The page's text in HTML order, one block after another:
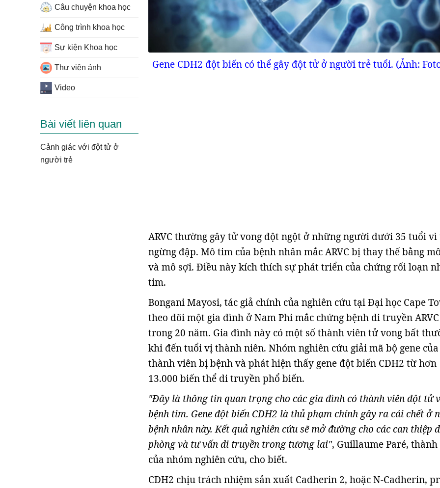
Gene CDH2 đột biến có thể gây đột tử ở người trẻ tuổi. (Ảnh:
ARVC thường gây tử vong đột ngột ở những người dưới 35 tuổi
ngừng đập. Mô tim của bệnh nhân mắc ARVC bị thay thế bằng
và mô sợi. Điều này kích thích sự phát triển của chứng rối loạn
tim.
Bongani Mayosi, tác giả chính của nghiên cứu tại Đại học Cape
theo dõi một gia đình ở Nam Phi mắc chứng bệnh di truyền ARVC
trong 20 năm. Gia đình này có một số thành viên tử vong bất
khi đến tuổi vị thành niên. Nhóm nghiên cứu giải mã bộ gene
thành viên bị bệnh và phát hiện thấy gene đột biến CDH2 từ hơn
13.000 biến thể di truyền phổ biến.
"Đây là thông tin quan trọng cho các gia đình có thành viên đột tử
bệnh tim. Gene đột biến CDH2 là thủ phạm chính gây ra cái chết ở
bệnh nhân này. Kết quả nghiên cứu sẽ mở đường cho các can thiệp
phòng và tư vấn di truyền trong tương lai", Guillaume Paré,
của nhóm nghiên cứu, cho biết.
CDH2 chịu trách nhiệm sản xuất Cadherin 2, hoặc N-Cadherin,
Câu chuyện khoa học
Công trình khoa học
Sự kiện Khoa học
Thư viện ảnh
Video
Bài viết liên quan
Cảnh giác với đột tử ở
người trẻ